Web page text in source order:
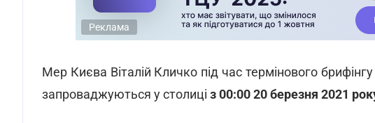
Реклама
Мер Києва Віталій Кличко під час термінового брифінгу
запроваджуються у столиці з 00:00 20 березня 2021